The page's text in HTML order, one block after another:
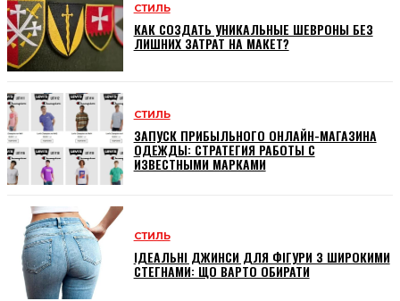
СТИЛЬ
КАК СОЗДАТЬ УНИКАЛЬНЫЕ ШЕВРОНЫ БЕЗ
ЛИШНИХ ЗАТРАТ НА МАКЕТ?
СТИЛЬ
ЗАПУСК ПРИБЫЛЬНОГО ОНЛАЙН-МАГАЗИНА
ОДЕЖДЫ: СТРАТЕГИЯ РАБОТЫ С
ИЗВЕСТНЫМИ МАРКАМИ
СТИЛЬ
ІДЕАЛЬНІ ДЖИНСИ ДЛЯ ФІГУРИ З ШИРОКИМИ
СТЕГНАМИ: ЩО ВАРТО ОБИРАТИ